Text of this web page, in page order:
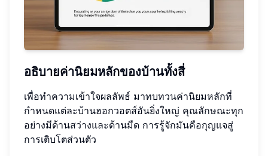
อธิบายค่านิยมหลักของบ้านทั้งสี่
เพื่อทำความเข้าใจผลลัพธ์ มาทบทวนค่านิยมหลักที่
กำหนดแต่ละบ้านฮอกวอตส์อันยิ่งใหญ่ คุณลักษณะทุก
อย่างมีด้านสว่างและด้านมืด การรู้จักมันคือกุญแจสู่
การเติบโตส่วนตัว